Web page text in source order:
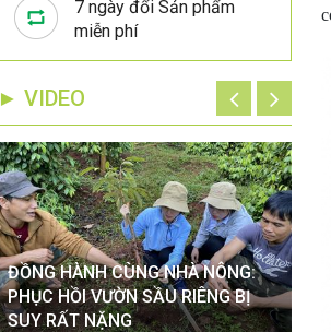
7 ngày đổi Sản phẩm
miễn phí
► VIDEO
ĐỒNG HÀNH CÙNG NHÀ NÔNG:
PHỤC HỒI VƯỜN SẦU RIÊNG BỊ
SUY RẤT NẶNG